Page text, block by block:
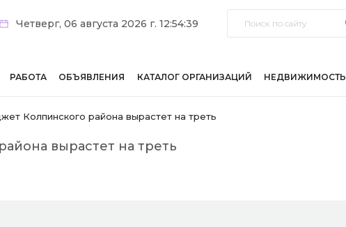
Четверг, 06 августа 2026 г. 12:54:39
РАБОТА ОБЪЯВЛЕНИЯ КАТАЛОГ ОРГАНИЗАЦИЙ НЕДВИЖИМОСТЬ
Колпинского района вырастет на треть
вырастет на треть